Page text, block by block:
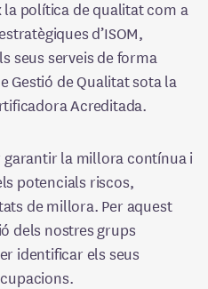
la política de qualitat com a
d’ISOM,
seus serveis de forma
Gestió de Qualitat sota la
Acreditada.
garantir la millora contínua i
potencials riscos,
de millora. Per aquest
dels nostres grups
identificar els seus